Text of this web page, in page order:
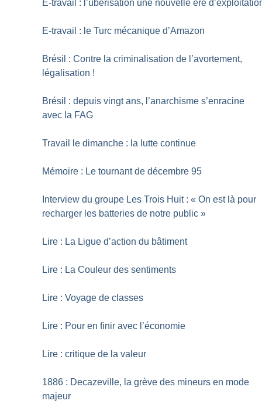
E-travail : l’uberisation une nouvelle ère
E-travail : le Turc mécanique d’Amazon
Brésil : Contre la criminalisation de l’avortement,
légalisation !
Brésil : depuis vingt ans, l’anarchisme s’enracine
avec la FAG
Travail le dimanche : la lutte continue
Mémoire : Le tournant de décembre 95
Interview du groupe Les Trois Huit : « On est là pour
recharger les batteries de notre public »
Lire : La Ligue d’action du bâtiment
Lire : La Couleur des sentiments
Lire : Voyage de classes
Lire : Pour en finir avec l’économie
Lire : critique de la valeur
1886 : Decazeville, la grève des mineurs en mode
majeur